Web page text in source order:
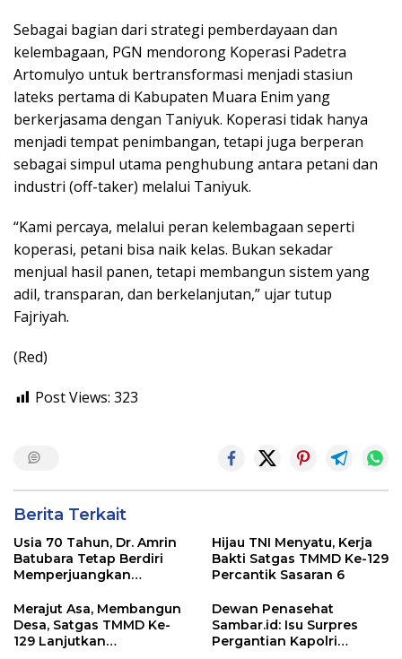
Sebagai bagian dari strategi pemberdayaan dan
kelembagaan, PGN mendorong Koperasi Padetra
Artomulyo untuk bertransformasi menjadi stasiun
lateks pertama di Kabupaten Muara Enim yang
berkerjasama dengan Taniyuk. Koperasi tidak hanya
menjadi tempat penimbangan, tetapi juga berperan
sebagai simpul utama penghubung antara petani dan
industri (off-taker) melalui Taniyuk.
“Kami percaya, melalui peran kelembagaan seperti
koperasi, petani bisa naik kelas. Bukan sekadar
menjual hasil panen, tetapi membangun sistem yang
adil, transparan, dan berkelanjutan,” ujar tutup
Fajriyah.
(Red)
Post Views: 323
Berita Terkait
Usia 70 Tahun, Dr. Amrin
Batubara Tetap Berdiri
Memperjuangkan
Hijau TNI Menyatu, Kerja
Bakti Satgas TMMD Ke-129
Percantik Sasaran 6
Merajut Asa, Membangun
Desa, Satgas TMMD Ke-
129 Lanjutkan
Dewan Penasehat
Sambar.id: Isu Surpres
Pergantian Kapolri